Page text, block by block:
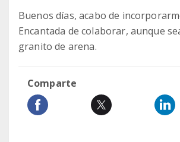
Buenos días, acabo de
Encantada de colaborar, aunque
granito de arena.
Comparte